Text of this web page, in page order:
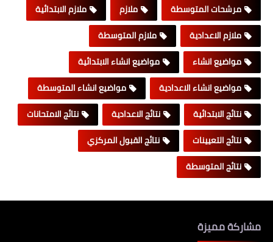
مرشحات المتوسطة
ملازم
ملازم الابتدائية
ملازم الاعدادية
ملازم المتوسطة
مواضيع انشاء
مواضيع انشاء الابتدائية
مواضيع انشاء الاعدادية
مواضيع انشاء المتوسطة
نتائج الابتدائية
نتائج الاعدادية
نتائج الامتحانات
نتائج التعيينات
نتائج القبول المركزي
نتائج المتوسطة
مشاركة مميزة